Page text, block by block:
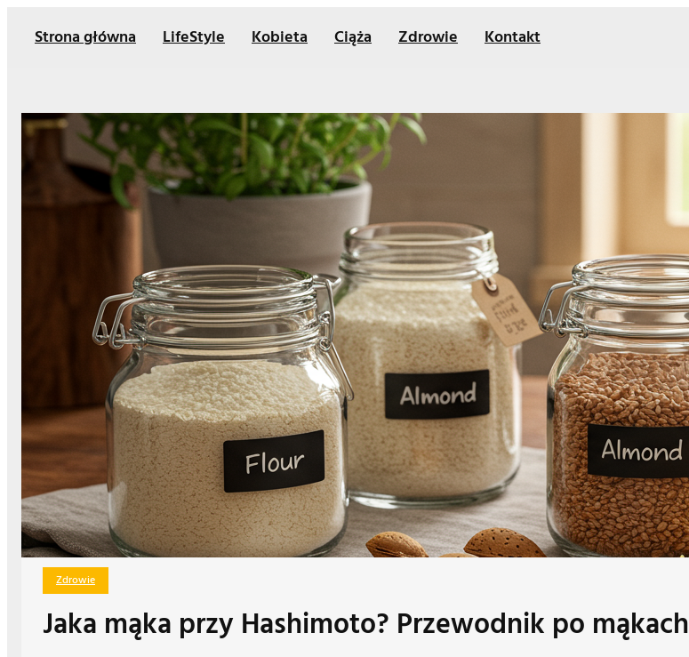
Strona główna LifeStyle Kobieta Ciąża Zdrowie Kontakt
Zdrowie
Jaka mąka przy Hashimoto? Przewodnik po mąkach